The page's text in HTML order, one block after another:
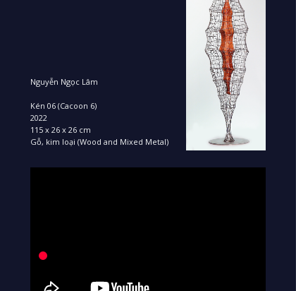
Nguyễn Ngọc Lâm
Kén 06 (Cacoon 6)
2022
115 x 26 x 26 cm
Gỗ, kim loại (Wood and Mixed Metal)